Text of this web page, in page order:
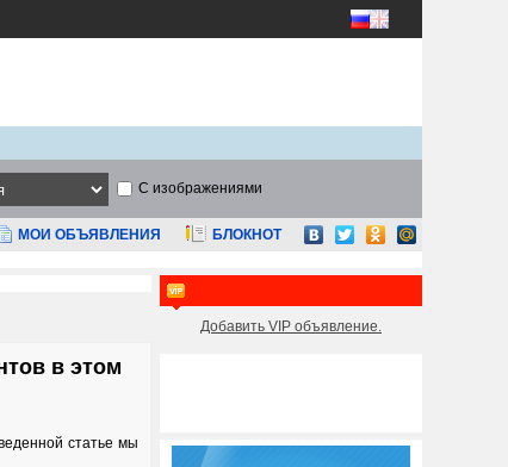
С изображениями
МОИ ОБЪЯВЛЕНИЯ БЛОКНОТ
в этом
статье мы
Добавить VIP объявление.